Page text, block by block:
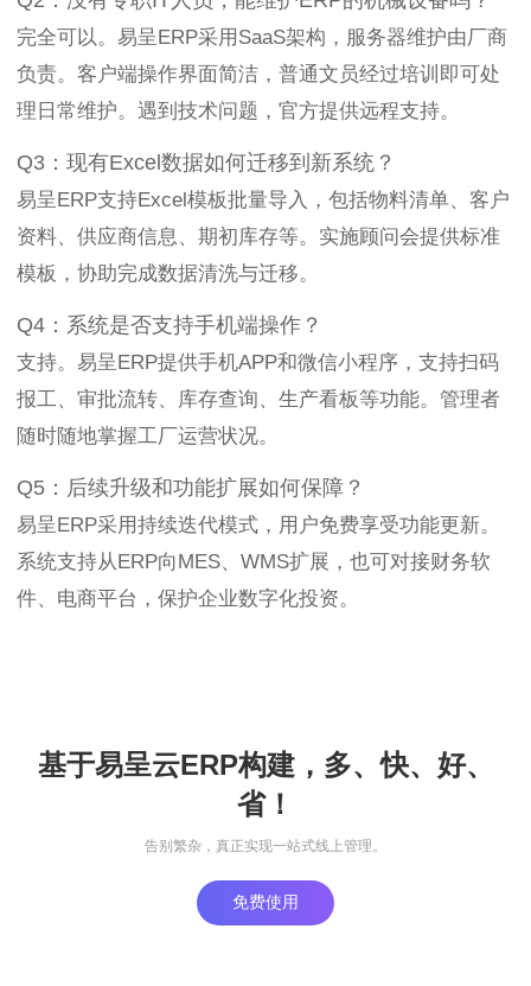
完全可以。易呈ERP采用SaaS架构，服务器维护由厂商
负责。客户端操作界面简洁，普通文员经过培训即可处
理日常维护。遇到技术问题，官方提供远程支持。
Q3：现有Excel数据如何迁移到新系统？
易呈ERP支持Excel模板批量导入，包括物料清单、客户
资料、供应商信息、期初库存等。实施顾问会提供标准
模板，协助完成数据清洗与迁移。
Q4：系统是否支持手机端操作？
支持。易呈ERP提供手机APP和微信小程序，支持扫码
报工、审批流转、库存查询、生产看板等功能。管理者
随时随地掌握工厂运营状况。
Q5：后续升级和功能扩展如何保障？
易呈ERP采用持续迭代模式，用户免费享受功能更新。
系统支持从ERP向MES、WMS扩展，也可对接财务软
件、电商平台，保护企业数字化投资。
基于易呈云ERP构建，多、快、好、
省！
告别繁杂，真正实现一站式线上管理。
免费使用